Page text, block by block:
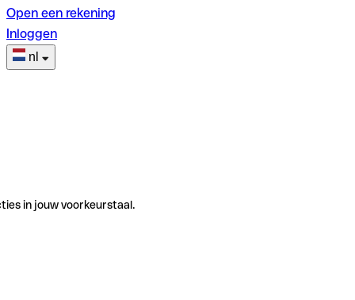
Open een rekening
Inloggen
nl
in jouw voorkeurstaal.